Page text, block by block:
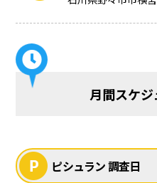
月間スケ
ピシュラン 調査日